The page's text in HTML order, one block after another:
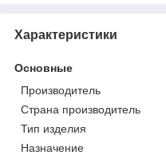
Характеристики
Основные
Производитель
Страна производитель
Тип изделия
Назначение